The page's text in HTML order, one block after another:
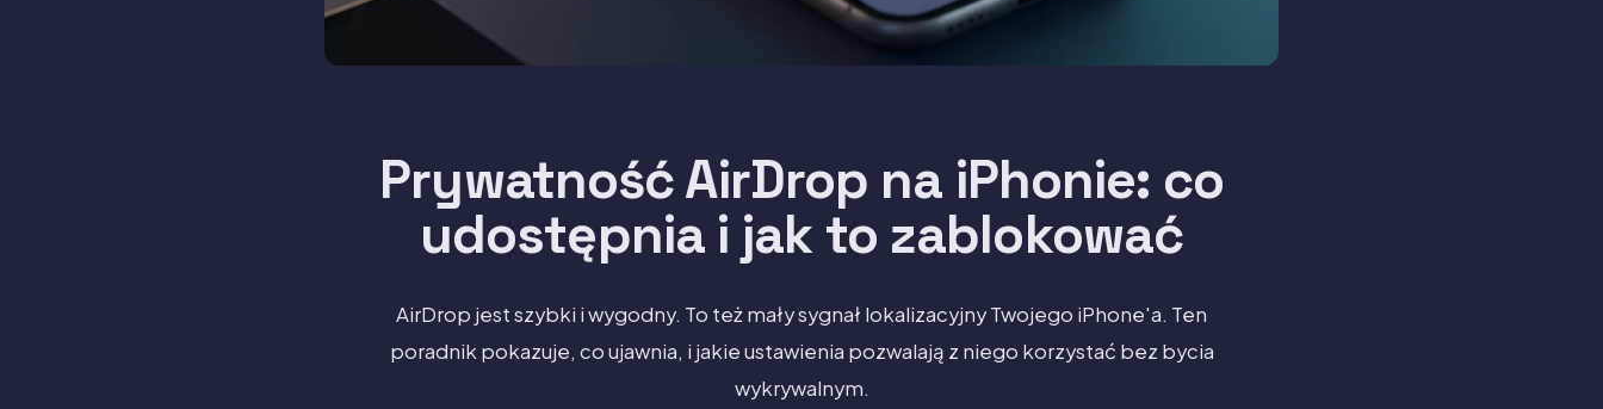
Prywatność AirDrop na iPhonie: co
udostępnia i jak to zablokować
AirDrop jest szybki i wygodny. To też mały sygnał lokalizacyjny Twojego iPhone'a. Ten
poradnik pokazuje, co ujawnia, i jakie ustawienia pozwalają z niego korzystać bez bycia
wykrywalnym.